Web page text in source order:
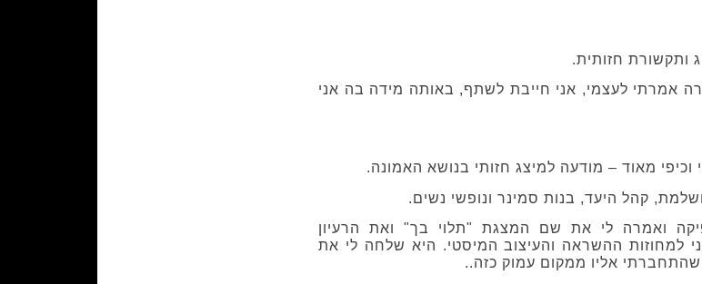
אמרתי לעצמי, אני חייבת לשתף, באותה מידה בה אני
מאוד – מודעה למיצג חזותי בנושא האמונה.
קהל היעד, בנות סמינר ונופשי נשים.
ואמרה לי את שם המצגת "תלוי בך" ואת הרעיון
למחוזות ההשראה והעיצוב המיסטי. היא שלחה לי את
אליו ממקום עמוק כזה..